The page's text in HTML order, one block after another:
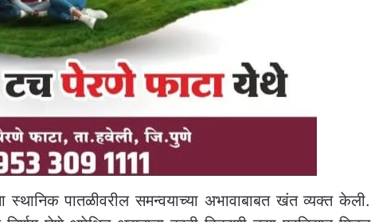
स्थानिक पातळीवरील समन्वयाच्या अभावाबाबत खंत व्यक्त केली.